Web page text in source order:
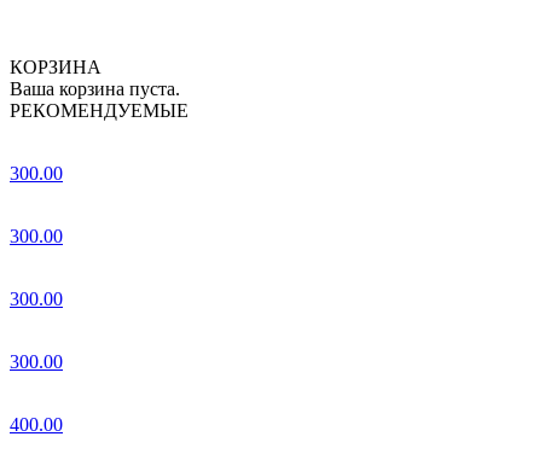
КОРЗИНА
Ваша корзина пуста.
РЕКОМЕНДУЕМЫЕ
300.00
300.00
300.00
300.00
400.00